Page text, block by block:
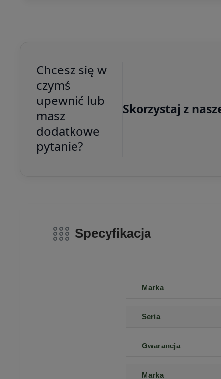
Chcesz się w
czymś
upewnić lub
masz
dodatkowe
pytanie?
Skorzystaj z
Specyfikacja
Marka
Seria
Gwarancja
Marka